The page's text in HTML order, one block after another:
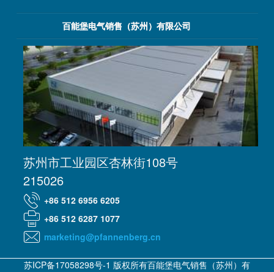
百能堡电气销售（苏州）有限公司
苏州市工业园区杏林街108号
215026
+86 512 6956 6205
+86 512 6287 1077
marketing@pfannenberg.cn
苏ICP备17058298号-1 版权所有百能堡电气销售（苏州）有